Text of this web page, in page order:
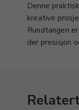
Denne
kreative
Rundtangen
der presisjon